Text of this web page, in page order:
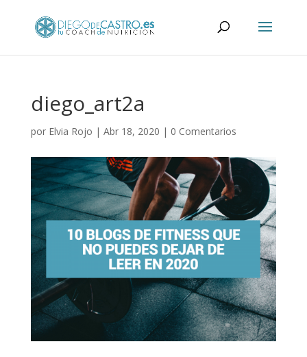
diego_art2a
por Elvia Rojo | Abr 18, 2020 | 0 Comentarios